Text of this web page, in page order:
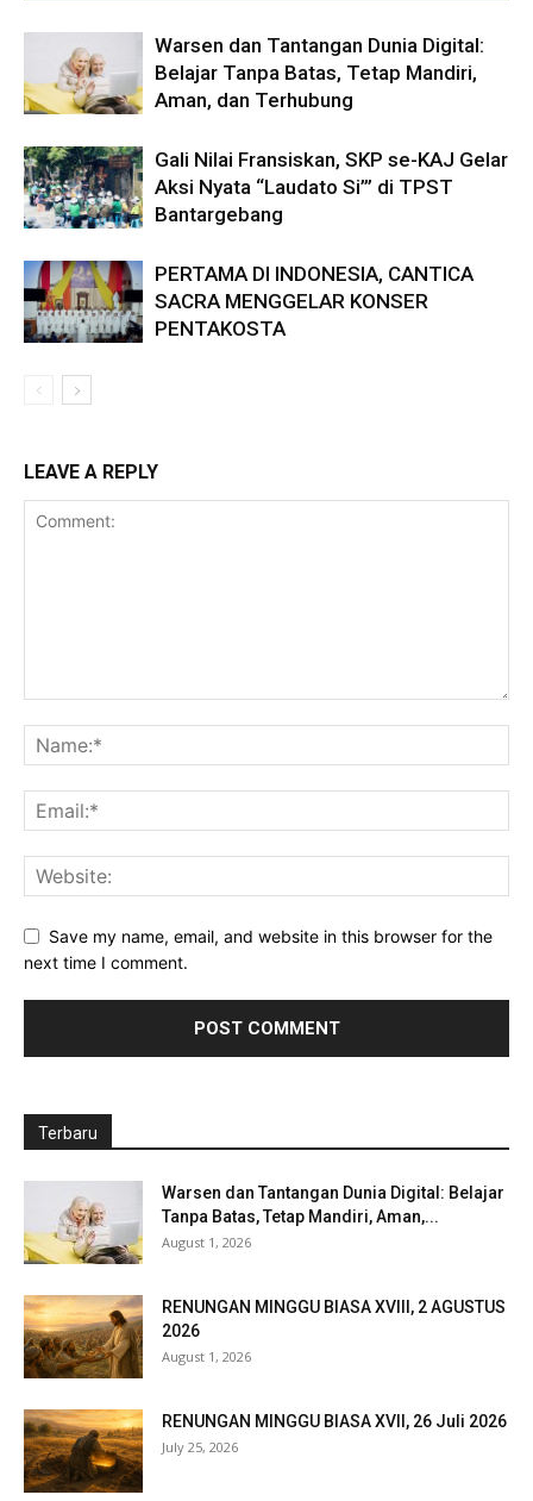
Warsen dan Tantangan Dunia Digital:
Belajar Tanpa Batas, Tetap Mandiri,
Aman, dan Terhubung
Gali Nilai Fransiskan, SKP se-KAJ Gelar
Aksi Nyata “Laudato Si’” di TPST
Bantargebang
PERTAMA DI INDONESIA, CANTICA
SACRA MENGGELAR KONSER
PENTAKOSTA
LEAVE A REPLY
Save my name, email, and website in this browser for the
next time I comment.
Terbaru
Warsen dan Tantangan Dunia Digital: Belajar
Tanpa Batas, Tetap Mandiri, Aman,...
August 1, 2026
RENUNGAN MINGGU BIASA XVIII, 2 AGUSTUS
2026
August 1, 2026
RENUNGAN MINGGU BIASA XVII, 26 Juli 2026
July 25, 2026